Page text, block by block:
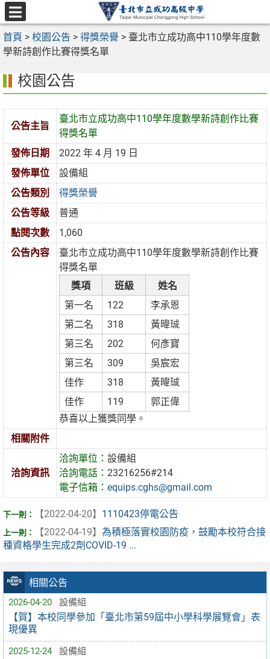
跳
至
主
要
區
選
單
首頁 > 校園公告 > 得獎榮譽 > 臺北市立成功高中110學年度數
學新詩創作比賽得獎名單
相關公告
2026-04-20 設備組
【賀】本校同學參加「臺北市第59屆中小學科學展覽會」表
現優異
2025-12-24 設備組
校園公告
公告主旨
臺北市立成功高中110學年度數學新詩創作比賽
得獎名單
發佈日期
2022 年 4 月 19 日
發佈單位
設備組
公告類別
得獎榮譽
公告等級
普通
點閱次數
1,060
公告內容
臺北市立成功高中110學年度數學新詩創作比賽
得獎名單
獎項
班級
姓名
第一名
122
李承恩
第二名
318
黃暐珹
第三名
202
何彥寶
第三名
309
吳宸宏
佳作
318
黃暐珹
佳作
119
郭正偉
恭喜以上獲獎同學。
相關附件
洽詢資訊
洽詢單位：設備組
洽詢電話：23216256#214
電子信箱：equips.cghs@gmail.com
【2022-04-20】 1110423停電公告
【2022-04-19】 為積極落實校園防疫，鼓勵本校符合接
種資格學生完成2劑COVID-19 ...